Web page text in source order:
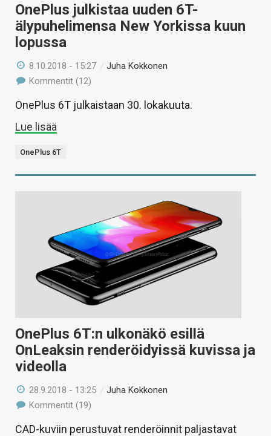
OnePlus julkistaa uuden 6T-
älypuhelimensa New Yorkissa kuun
lopussa
8.10.2018 - 15:27 /Juha Kokkonen
Kommentit (12)
OnePlus 6T julkaistaan 30. lokakuuta.
Lue lisää
OnePlus 6T
OnePlus 6T:n ulkonäkö esillä
OnLeaksin renderöidyissä kuvissa ja
videolla
28.9.2018 - 13:25 /Juha Kokkonen
Kommentit (19)
CAD-kuviin perustuvat renderöinnit paljastavat